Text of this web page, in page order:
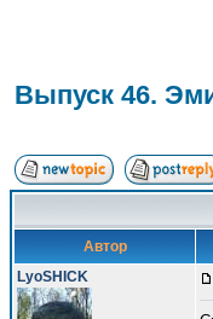
Выпуск 46.
Автор
LyoSHICK